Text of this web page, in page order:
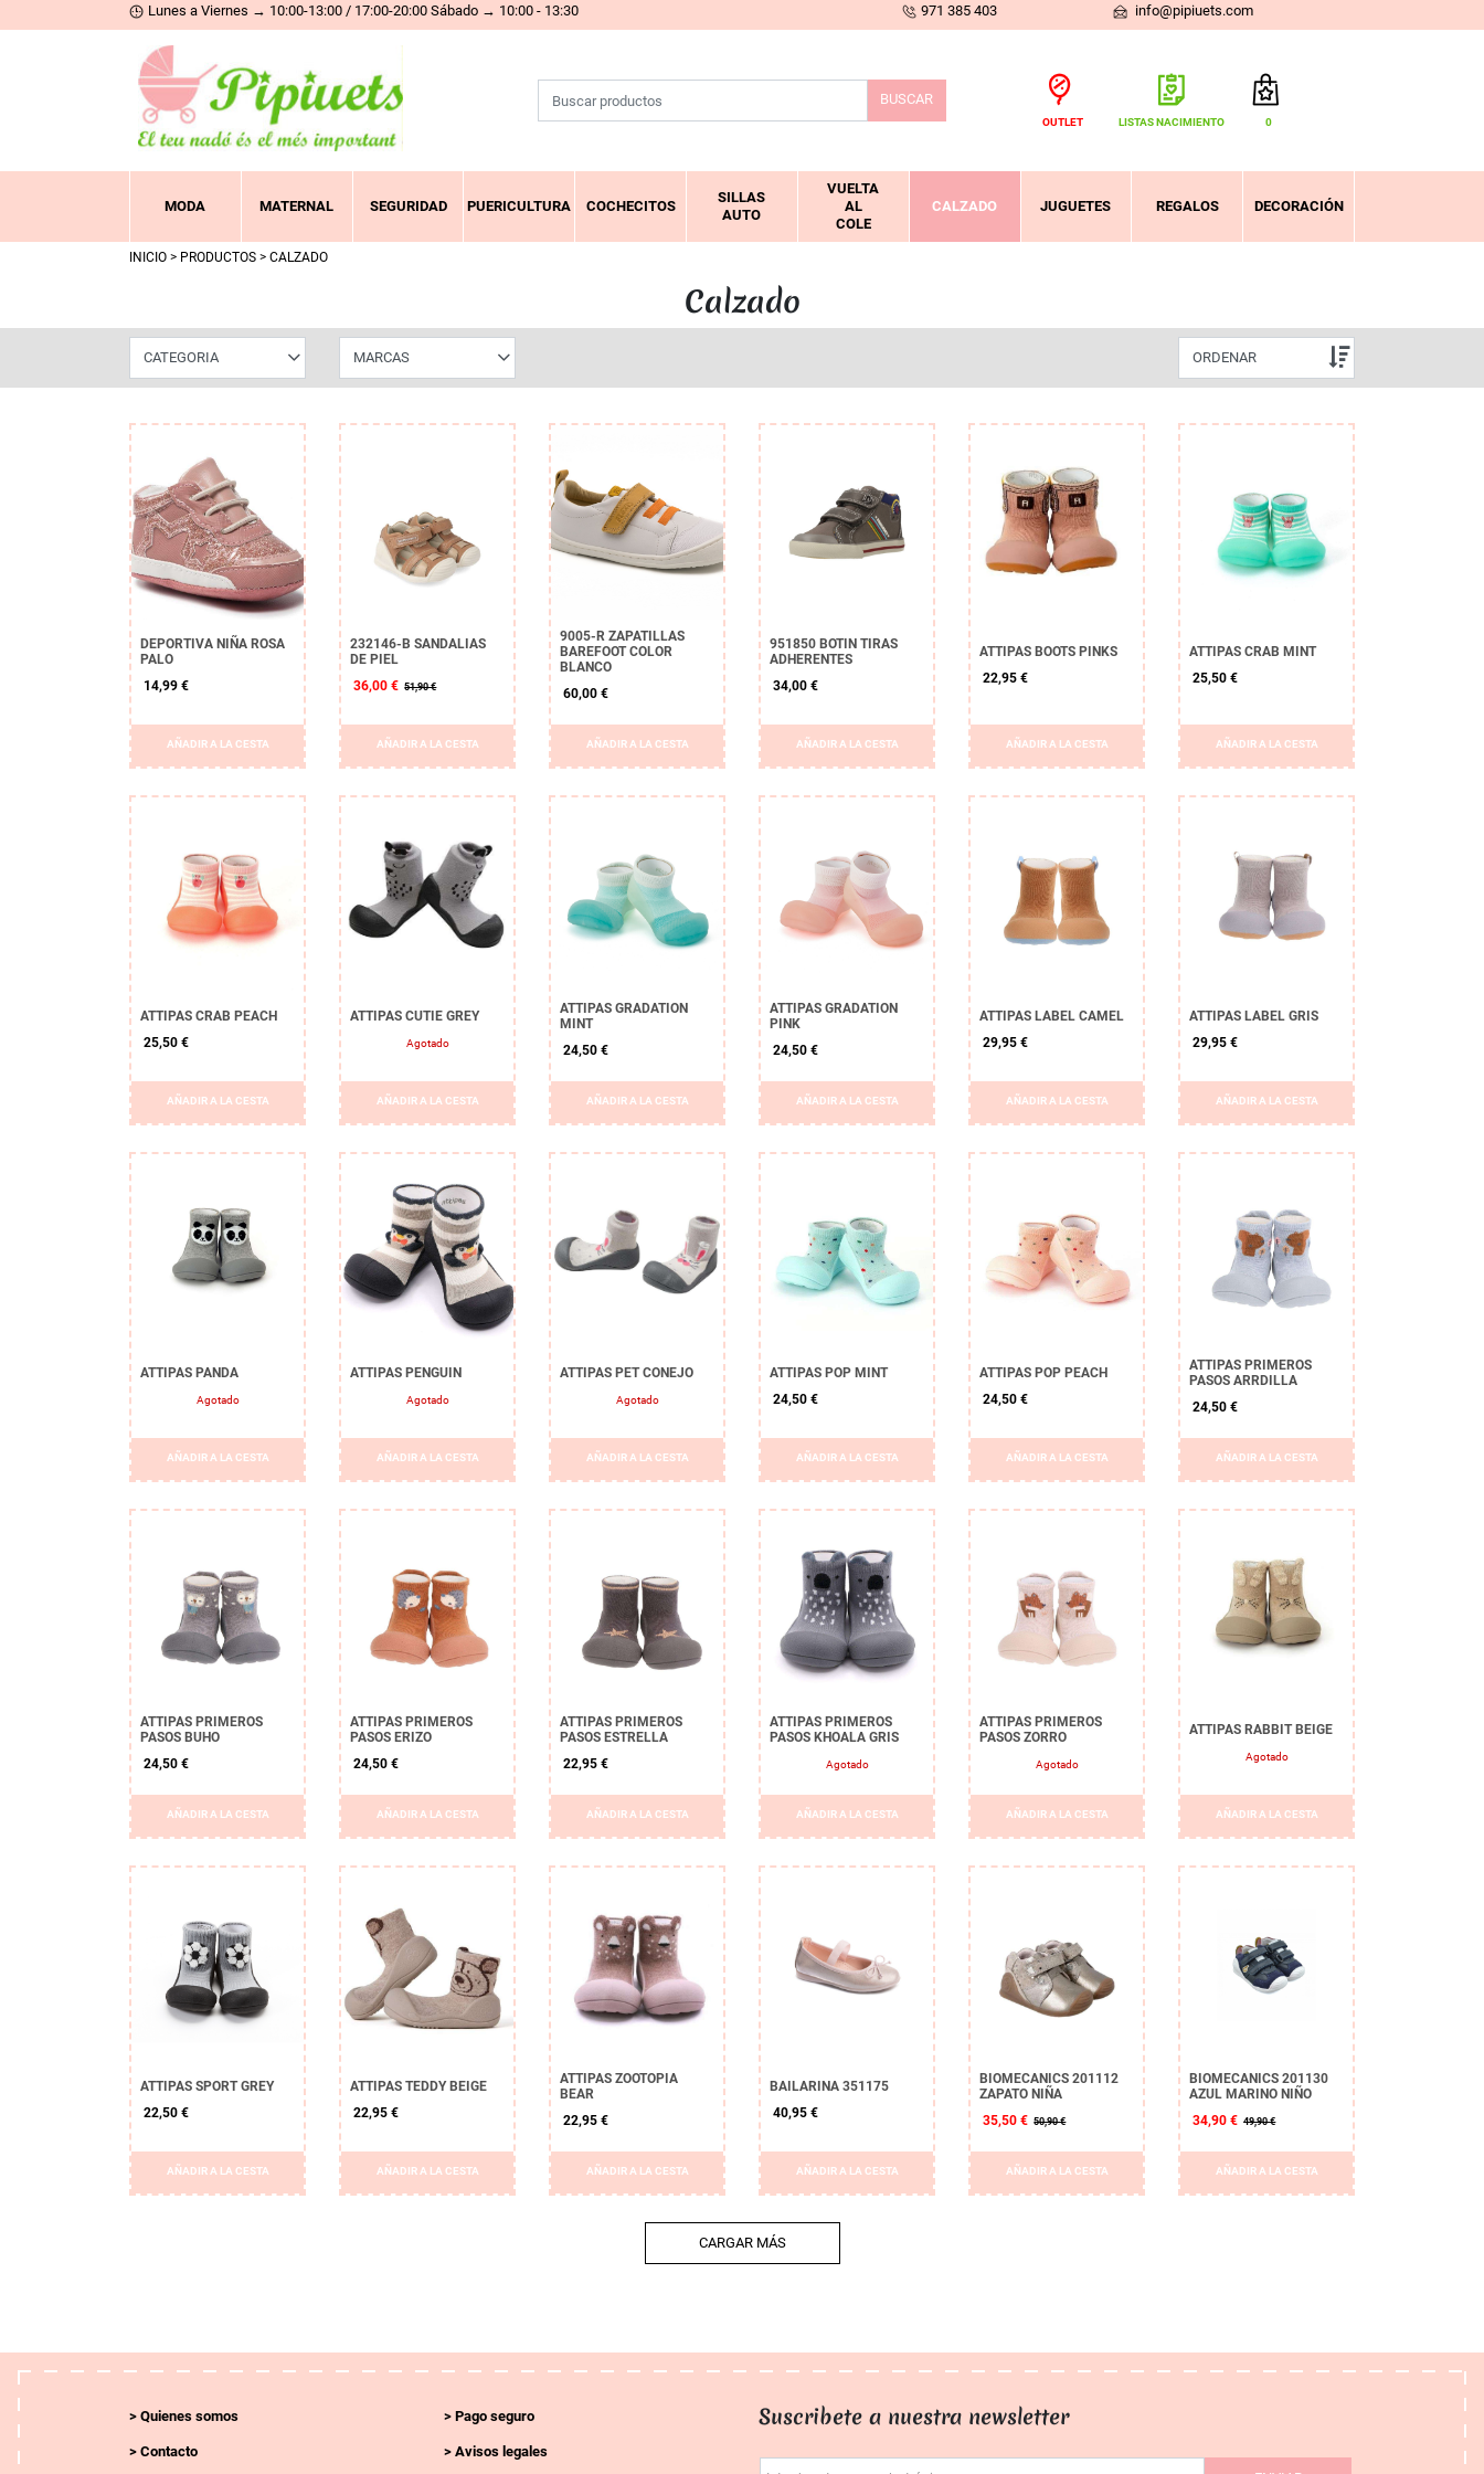
Lunes a Viernes → 10:00-13:00 / 17:00-20:00 Sábado → 10:00 - 13:30 971 385 403 info@pipiuets.com
BUSCAR
OUTLET LISTAS NACIMIENTO 0
VER CESTA
MODA MATERNAL SEGURIDAD PUERICULTURA COCHECITOS
SILLAS
AUTO
VUELTA
AL
COLE
CALZADO JUGUETES REGALOS DECORACIÓN
INICIO > PRODUCTOS > CALZADO
Calzado
CATEGORIA
Borrar APLICAR
MARCAS ORDENAR
DEPORTIVA NIÑA ROSA
PALO
14,99 €
AÑADIR A LA CESTA
232146-B SANDALIAS
DE PIEL
36,00 € 51,90 €
AÑADIR A LA CESTA
9005-R ZAPATILLAS
BAREFOOT COLOR
BLANCO
60,00 €
AÑADIR A LA CESTA
951850 BOTIN TIRAS
ADHERENTES
34,00 €
AÑADIR A LA CESTA
ATTIPAS BOOTS PINKS
22,95 €
AÑADIR A LA CESTA
ATTIPAS CRAB MINT
25,50 €
AÑADIR A LA CESTA
ATTIPAS CRAB PEACH
25,50 €
AÑADIR A LA CESTA
ATTIPAS CUTIE GREY
Agotado
AÑADIR A LA CESTA
ATTIPAS GRADATION
MINT
24,50 €
AÑADIR A LA CESTA
ATTIPAS GRADATION
PINK
24,50 €
AÑADIR A LA CESTA
ATTIPAS LABEL CAMEL
29,95 €
AÑADIR A LA CESTA
ATTIPAS LABEL GRIS
29,95 €
AÑADIR A LA CESTA
ATTIPAS PANDA
Agotado
AÑADIR A LA CESTA
ATTIPAS PENGUIN
Agotado
AÑADIR A LA CESTA
ATTIPAS PET CONEJO
Agotado
AÑADIR A LA CESTA
ATTIPAS POP MINT
24,50 €
AÑADIR A LA CESTA
ATTIPAS POP PEACH
24,50 €
AÑADIR A LA CESTA
ATTIPAS PRIMEROS
PASOS ARRDILLA
24,50 €
AÑADIR A LA CESTA
ATTIPAS PRIMEROS
PASOS BUHO
24,50 €
AÑADIR A LA CESTA
ATTIPAS PRIMEROS
PASOS ERIZO
24,50 €
AÑADIR A LA CESTA
ATTIPAS PRIMEROS
PASOS ESTRELLA
22,95 €
AÑADIR A LA CESTA
ATTIPAS PRIMEROS
PASOS KHOALA GRIS
Agotado
AÑADIR A LA CESTA
ATTIPAS PRIMEROS
PASOS ZORRO
Agotado
AÑADIR A LA CESTA
ATTIPAS RABBIT BEIGE
Agotado
AÑADIR A LA CESTA
ATTIPAS SPORT GREY
22,50 €
AÑADIR A LA CESTA
ATTIPAS TEDDY BEIGE
22,95 €
AÑADIR A LA CESTA
ATTIPAS ZOOTOPIA
BEAR
22,95 €
AÑADIR A LA CESTA
BAILARINA 351175
40,95 €
AÑADIR A LA CESTA
BIOMECANICS 201112
ZAPATO NIÑA
35,50 € 50,90 €
AÑADIR A LA CESTA
BIOMECANICS 201130
AZUL MARINO NIÑO
34,90 € 49,90 €
AÑADIR A LA CESTA
CARGAR MÁS
Quienes somos
Contacto
Pago seguro
Avisos legales
Suscribete a nuestra newsletter